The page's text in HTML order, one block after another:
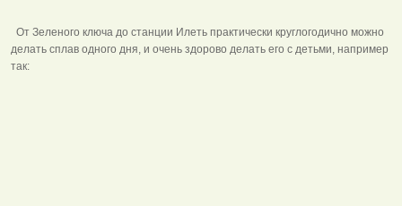
От Зеленого ключа до станции Илеть практически круглогодично можно
делать сплав одного дня, и очень здорово делать его с детьми, например
так: